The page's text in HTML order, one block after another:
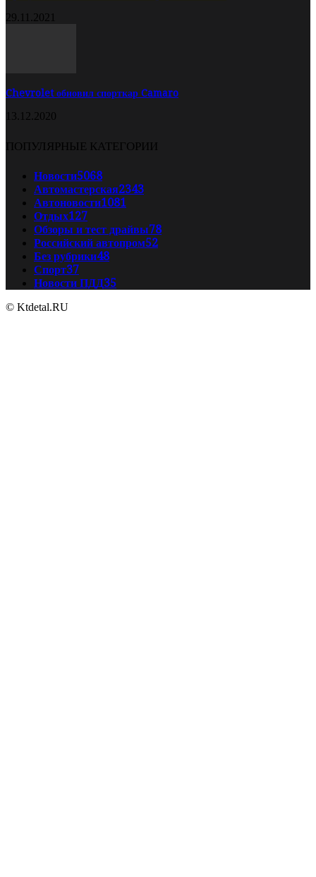
29.11.2021
Chevrolet обновил спорткар Camaro
13.12.2020
ПОПУЛЯРНЫЕ КАТЕГОРИИ
Новости5068
Автомастерская2343
Автоновости1081
Отдых127
Обзоры и тест драйвы78
Российский автопром52
Без рубрики48
Спорт37
Новости ПДД35
© Ktdetal.RU